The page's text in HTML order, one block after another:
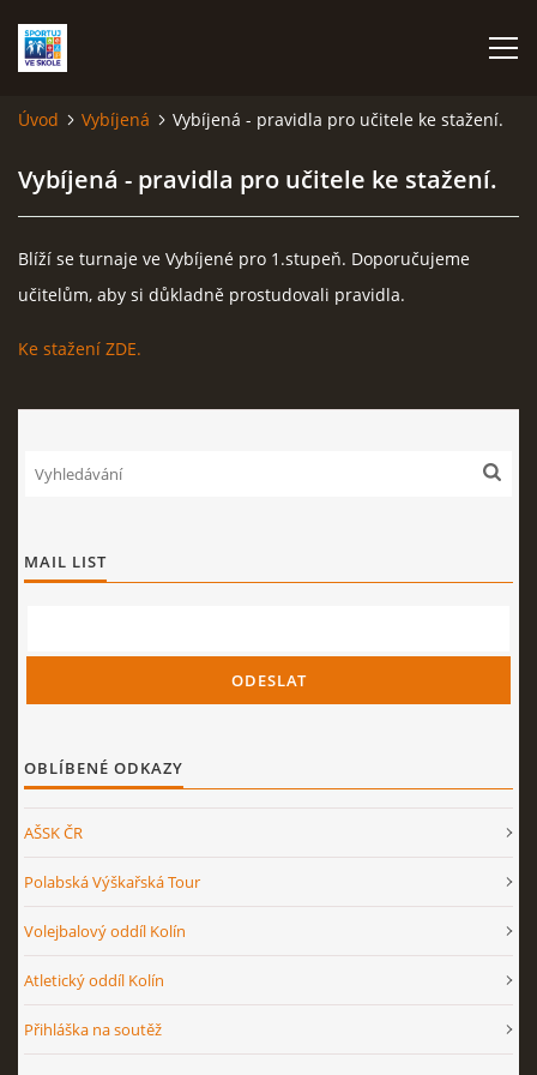
TERMÍNOVÁ LISTINA
VĚKOVÉ KATEGORIE
FOTBAL
VOLEJBAL
POHYBOVÉ SKLADBY
ZŠ PRAKTICKÉ A SPECIÁLNÍ
Úvod Vybíjená Vybíjená - pravidla pro učitele ke stažení.
Vybíjená - pravidla pro učitele ke stažení.
Blíží se turnaje ve Vybíjené pro 1.stupeň. Doporučujeme
učitelům, aby si důkladně prostudovali pravidla.
Ke stažení ZDE.
MAIL LIST
OBLÍBENÉ ODKAZY
AŠSK ČR
Polabská Výškařská Tour
Volejbalový oddíl Kolín
Atletický oddíl Kolín
Přihláška na soutěž